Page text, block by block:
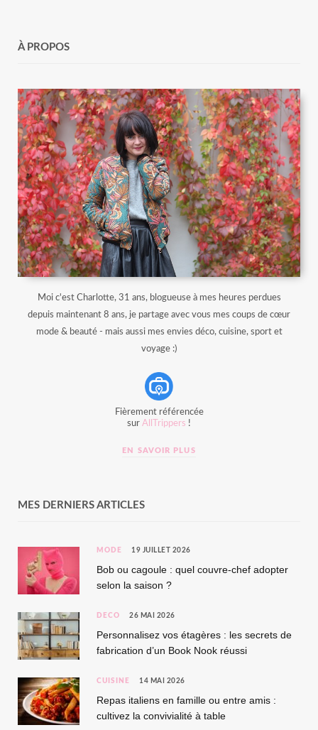
À PROPOS
Moi c'est Charlotte, 31 ans, blogueuse à mes heures perdues
depuis maintenant 8 ans, je partage avec vous mes coups de cœur
mode & beauté - mais aussi mes envies déco, cuisine, sport et
voyage :)
Fièrement référencée
sur AllTrippers !
EN SAVOIR PLUS
MES DERNIERS ARTICLES
MODE 19 JUILLET 2026
Bob ou cagoule : quel couvre-chef adopter
selon la saison ?
DÉCO 26 MAI 2026
Personnalisez vos étagères : les secrets de
fabrication d’un Book Nook réussi
CUISINE 14 MAI 2026
Repas italiens en famille ou entre amis :
cultivez la convivialité à table